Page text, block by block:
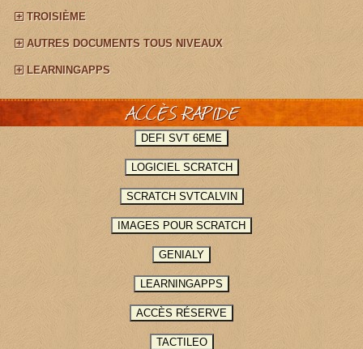
TROISIÈME
AUTRES DOCUMENTS TOUS NIVEAUX
LEARNINGAPPS
ACCÈS RAPIDE